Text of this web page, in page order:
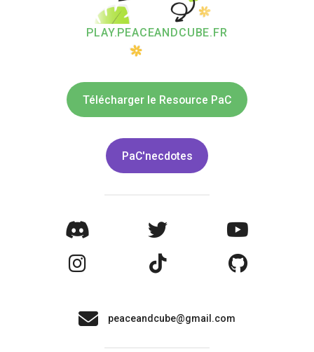
PLAY.PEACEANDCUBE.FR
Télécharger le Resource PaC
PaC'necdotes
peaceandcube@gmail.com